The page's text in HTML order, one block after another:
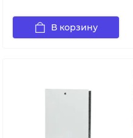
В корзину